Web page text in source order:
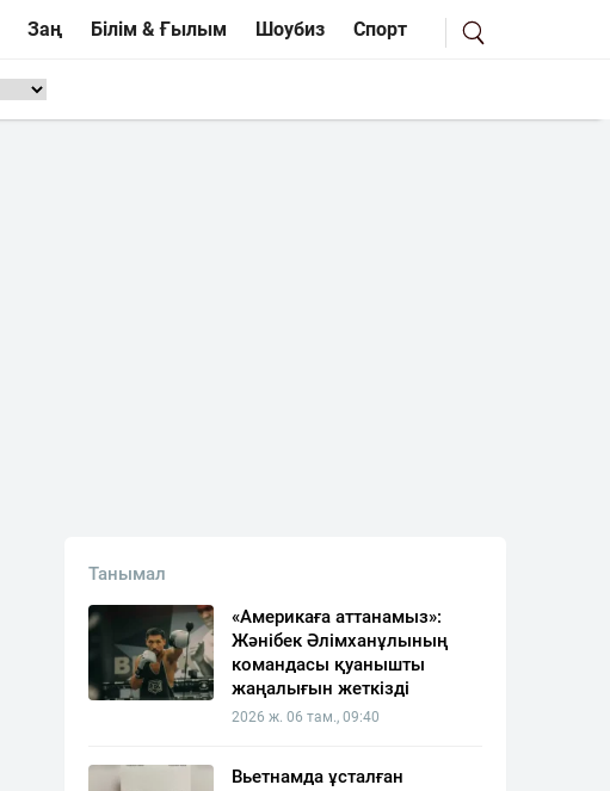
Заң Білім & Ғылым Шоубиз Спорт
Танымал
«Америкаға аттанамыз»:
Жәнібек Әлімханұлының
командасы қуанышты
жаңалығын жеткізді
2026 ж. 06 там., 09:40
Вьетнамда ұсталған